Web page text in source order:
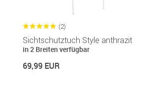
(2)
Sichtschutztuch Style anthrazit
in 2 Breiten verfügbar
69,99 EUR